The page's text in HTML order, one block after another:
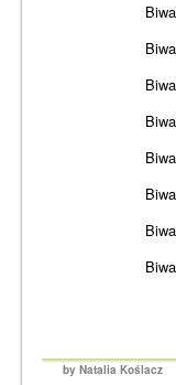
by Natalia Koślacz